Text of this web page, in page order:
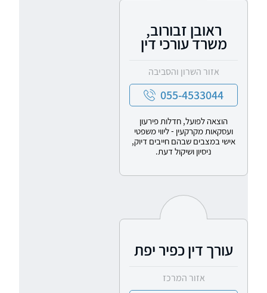
ראובן זבורוב,
משרד עורכי דין
אזור השרון והסביבה
055-4533044
הוצאה לפועל, חדלות פירעון
ועסקאות מקרקעין - ליווי משפטי
אישי במצבים שבהם חייבים דיוק,
ניסיון ושיקול דעת.
עורך דין כפיר יפת
אזור המרכז